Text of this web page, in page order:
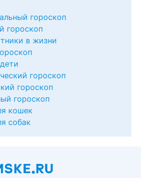
гороскоп
гороскоп
в жизни
гороскоп
гороскоп
гороскоп
кошек
собак